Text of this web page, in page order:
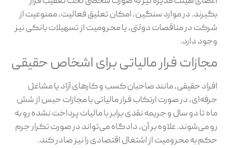
بگیرند. در موارد سنگین، امکان تعلیق فعالیت، ممنوعیت از
شرکت در مناقصات دولتی، یا محرومیت از تسهیلات بانکی نیز
وجود دارد.
مجازات فرار مالیاتی برای اشخاص حقیقی
افراد حقیقی، مانند صاحبان کسب و کارهای آزاد یا مشاغل
حرفه‌ای، در صورت ارتکاب فرار مالیاتی با مجازات حبس از شش
ماه تا دو سال و جریمه نقدی برابر با مالیات پرداخت نشده رو به
رو می‌شوند. علاوه بر آن، دادگاه می‌تواند در صورت تکرار جرم
حکم به محرومیت از اشتغال اقتصادی را نیز صادر کند.